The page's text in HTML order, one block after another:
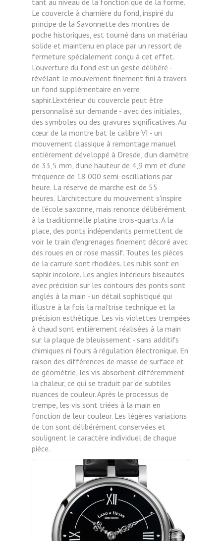
tant au niveau de la fonction que de la forme.
Le couvercle à charnière du fond, inspiré du
principe de la Savonnette des montres de
poche historiques, est tourné dans un matériau
solide et maintenu en place par un ressort de
fermeture spécialement conçu à cet effet.
L'ouverture du fond est un geste délibéré -
révélant le mouvement finement fini à travers
un fond supplémentaire en verre
saphir.L'extérieur du couvercle peut être
personnalisé sur demande - avec des initiales,
des symboles ou des gravures significatives. Au
cœur de la montre bat le calibre VI - un
mouvement classique à remontage manuel
entièrement développé à Dresde, d'un diamètre
de 33,5 mm, d'une hauteur de 4,9 mm et d'une
fréquence de 18 000 semi-oscillations par
heure. La réserve de marche est de 55
heures. L'architecture du mouvement s'inspire
de l'école saxonne, mais renonce délibérément
à la traditionnelle platine trois-quarts. A la
place, des ponts indépendants permettent de
voir le train d'engrenages finement décoré avec
des roues en or rose massif. Toutes les pièces
de la carrure sont rhodiées. Les rubis sont en
saphir incolore. Les angles intérieurs biseautés
avec précision sur les contours des ponts sont
anglés à la main - un détail sophistiqué qui
illustre à la fois la maîtrise technique et la
précision esthétique. Les vis violettes trempées
à chaud sont entièrement réalisées à la main
sur la plaque de bleuissement - sans additifs
chimiques ni fours à régulation électronique. En
raison des différences de masse de surface et
de géométrie, les vis absorbent différemment
la chaleur, ce qui se traduit par de subtiles
nuances de couleur. Après le processus de
trempe, les vis sont triées à la main en
fonction de leur couleur. Les légères variations
de ton sont délibérément conservées et
soulignent le caractère individuel de chaque
pièce.